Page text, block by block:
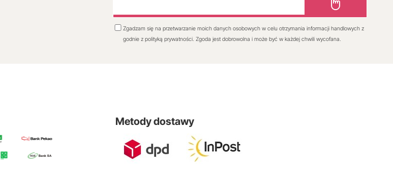
Zgadzam się na przetwarzanie moich danych osobowych w celu otrzymania informacji handlowych z
godnie z polityką prywatności. Zgoda jest dobrowolna i może być w każdej chwili wycofana.
Metody dostawy